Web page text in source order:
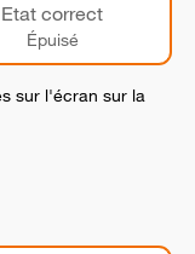
Etat correct
Épuisé
sur l'écran sur la